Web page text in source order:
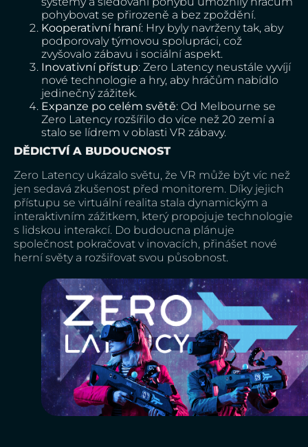
pohybovat se přirozeně a bez zpoždění.
Kooperativní hraní: Hry byly navrženy tak, aby
podporovaly týmovou spolupráci, což
zvyšovalo zábavu i sociální aspekt.
Inovativní přístup: Zero Latency neustále vyvíjí
nové technologie a hry, aby hráčům nabídlo
jedinečný zážitek.
Expanze po celém světě: Od Melbourne se
Zero Latency rozšířilo do více než 20 zemí a
stalo se lídrem v oblasti VR zábavy.
DĚDICTVÍ A BUDOUCNOST
Zero Latency ukázalo světu, že VR může být víc než
jen sedavá zkušenost před monitorem. Díky jejich
přístupu se virtuální realita stala dynamickým a
interaktivním zážitkem, který propojuje technologie
s lidskou interakcí. Do budoucna plánuje
společnost pokračovat v inovacích, přinášet nové
herní světy a rozšiřovat svou působnost.